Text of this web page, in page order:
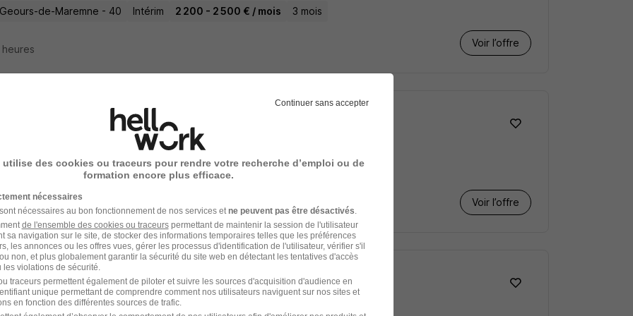
de-Maremne - 40 Intérim 2 200 - 2 500 € / mois 3 mois
Voir l’offre
d'Équipe Projets et Création H/F
du-Rhône - 26 Intérim 12,31 - 15 € / heure 4 mois
Voir l’offre
heures
d'Équipe Entretien Espaces Verts H/F
Continuer sans accepter
utilise des cookies ou traceurs pour rendre votre recherche d’emploi ou de
formation encore plus efficace.
nécessaires
nécessaires au bon fonctionnement de nos services et ne peuvent pas être désactivés
de l'ensemble des cookies ou traceurspermettant de maintenir la session de l'utilisateur
sa navigation sur le site, de stocker des informations temporaires telles que les préférences
les annonces ou les offres vues, gérer les processus d'identification de l'utilisateur, vérifier s'il
non, et plus globalement garantir la sécurité du site web en détectant les tentatives d'accès
violations de sécurité.
traceurs permettent également de piloter et suivre les sources d'acquisition d'audience en
unique permettant de comprendre comment nos utilisateurs naviguent sur nos sites et
en fonction des différentes sources de trafic.